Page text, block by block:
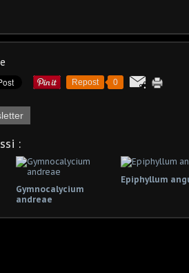
Repost 0
:
Gymnocalycium
andreae
Epiphyllum